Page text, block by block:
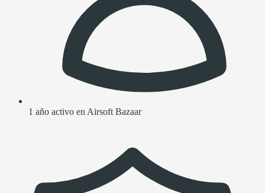
1 año activo en Airsoft Bazaar